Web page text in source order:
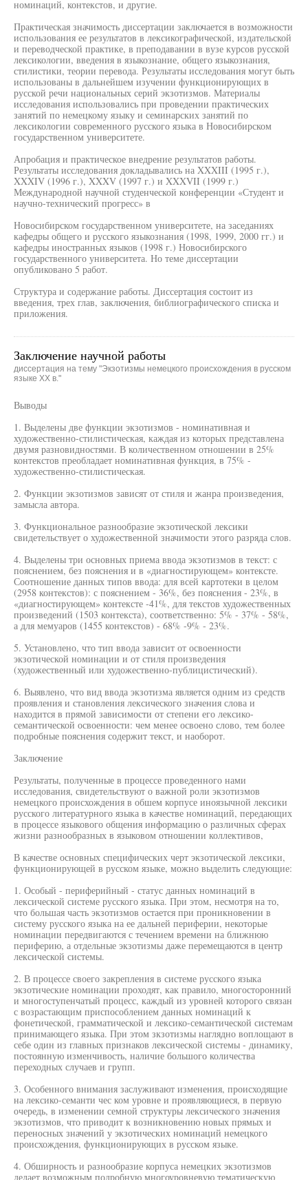
номинаций, контекстов, и другие.
Практическая значимость диссертации заключается в возможности
использования ее результатов в лексикографической, издательской
и переводческой практике, в преподавании в вузе курсов русской
лексикологии, введения в языкознание, общего языкознания,
стилистики, теории перевода. Результаты исследования могут быть
использованы в дальнейшем изучении функционирующих в
русской речи национальных серий экзотизмов. Материалы
исследования использовались при проведении практических
занятий по немецкому языку и семинарских занятий по
лексикологии современного русского языка в Новосибирском
государственном университете.
Апробация и практическое внедрение результатов работы.
Результаты исследования докладывались на XXXIII (1995 г.),
XXXIV (1996 г.), XXXV (1997 г.) и XXXVII (1999 г.)
Международной научной студенческой конференции «Студент и
научно-технический прогресс» в
Новосибирском государственном университете, на заседаниях
кафедры общего и русского языкознания (1998, 1999, 2000 гг.) и
кафедры иностранных языков (1998 г.) Новосибирского
государственного университета. Но теме диссертации
опубликовано 5 работ.
Структура и содержание работы. Диссертация состоит из
введения, трех глав, заключения, библиографического списка и
приложения.
Заключение научной работы
диссертация на тему "Экзотизмы немецкого происхождения в русском
языке XX в."
Выводы
1. Выделены две функции экзотизмов - номинативная и
художественно-стилистическая, каждая из которых представлена
двумя разновидностями. В количественном отношении в 25%
контекстов преобладает номинативная функция, в 75% -
художественно-стилистическая.
2. Функции экзотизмов зависят от стиля и жанра произведения,
замысла автора.
3. Функциональное разнообразие экзотической лексики
свидетельствует о художественной значимости этого разряда слов.
4. Выделены три основных приема ввода экзотизмов в текст: с
пояснением, без пояснения и в «диагностирующем» контексте.
Соотношение данных типов ввода: для всей картотеки в целом
(2958 контекстов): с пояснением - 36%, без пояснения - 23%, в
«диагностирующем» контексте -41%, для текстов художественных
произведений (1503 контекста), соответственно: 5% - 37% - 58%,
а для мемуаров (1455 контекстов) - 68% -9% - 23%.
5. Установлено, что тип ввода зависит от освоенности
экзотической номинации и от стиля произведения
(художественный или художественно-публицистический).
6. Выявлено, что вид ввода экзотизма является одним из средств
проявления и становления лексического значения слова и
находится в прямой зависимости от степени его лексико-
семантической освоенности: чем менее освоено слово, тем более
подробные пояснения содержит текст, и наоборот.
Заключение
Результаты, полученные в процессе проведенного нами
исследования, свидетельствуют о важной роли экзотизмов
немецкого происхождения в обшем корпусе иноязычной лексики
русского литературного языка в качестве номинаций, передающих
в процессе языкового общения информацию о различных сферах
жизни разнообразных в языковом отношении коллективов,
В качестве основных специфических черт экзотической лексики,
функционирующей в русском языке, можно выделить следующие:
1. Особый - периферийный - статус данных номинаций в
лексической системе русского языка. При этом, несмотря на то,
что большая часть экзотизмов остается при проникновении в
систему русского языка на ее дальней периферии, некоторые
номинации передвигаются с течением времени на ближнюю
периферию, а отдельные экзотизмы даже перемещаются в центр
лексической системы.
2. В процессе своего закрепления в системе русского языка
экзотические номинации проходят, как правило, многосторонний
и многоступенчатый процесс, каждый из уровней которого связан
с возрастающим приспособлением данных номинаций к
фонетической, грамматической и лексико-семантической системам
принимающего языка. При этом зкзотизмы наглядно воплощают в
себе один из главных признаков лексической системы - динамику,
постоянную изменчивость, наличие большого количества
переходных случаев и групп.
3. Особенного внимания заслуживают изменения, происходящие
на лексико-семанти чес ком уровне и проявляющиеся, в первую
очередь, в изменении семной структуры лексического значения
экзотизмов, что приводит к возникновению новых прямых и
переносных значений у экзотических номинаций немецкого
происхождения, функционирующих в русском языке.
4. Обширность и разнообразие корпуса немецких экзотизмов
делает возможным подробную многоуровневую тематическую